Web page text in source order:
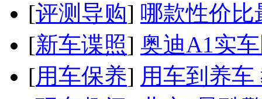
[评测导购] 哪款性价比
[新车谍照] 奥迪A1实
[用车保养] 用车到养